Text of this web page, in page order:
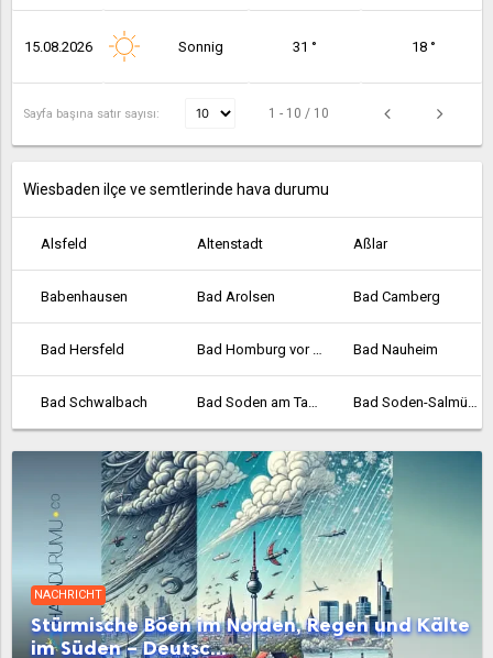
15.08.2026 Sonnig 31 ° 18 °
Sayfa başına satır sayısı: 1 - 10 / 10
Wiesbaden ilçe ve semtlerinde hava durumu
Alsfeld Altenstadt Aßlar
Babenhausen Bad Arolsen Bad Camberg
Bad Hersfeld Bad Homburg vor der Höhe Bad Nauheim
Bad Schwalbach Bad Soden am Taunus Bad Soden-Salmünster
Bad Vilbel Bad Wildungen Baunatal
Bebra Bensheim Biedenkopf
Bischofsheim Bockenheim Borken
Bornheim Braunfels Bruchköbel
NACHRICHT
Stürmische Böen im Norden, Regen und Kälte
im Süden – Deutsc...